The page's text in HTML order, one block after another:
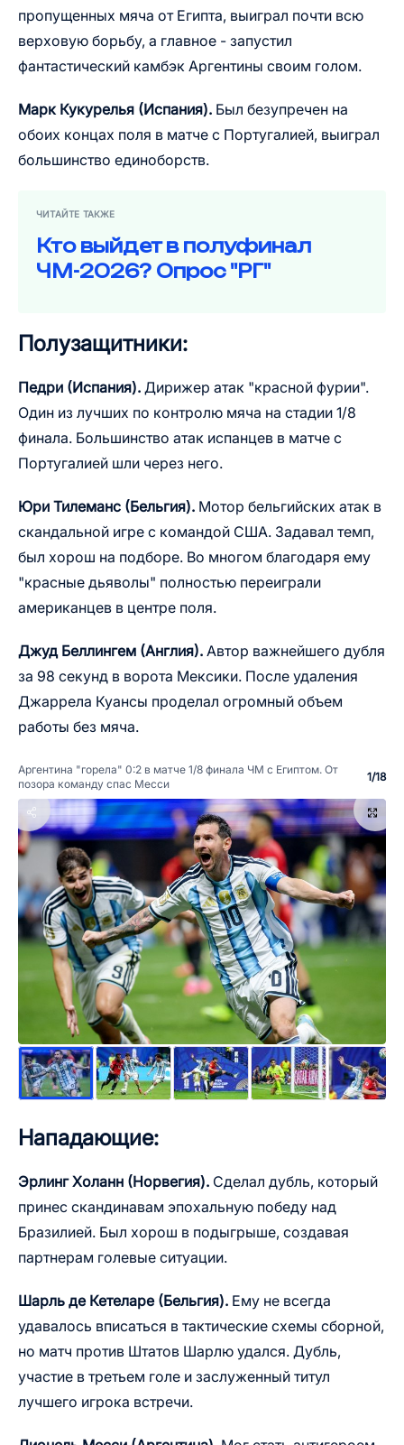
пропущенных мяча от Египта, выиграл почти всю
верховую борьбу, а главное - запустил
фантастический камбэк Аргентины своим голом.
Марк Кукурелья (Испания). Был безупречен на
обоих концах поля в матче с Португалией, выиграл
большинство единоборств.
ЧИТАЙТЕ ТАКЖЕ
Кто выйдет в полуфинал
ЧМ-2026? Опрос "РГ"
Полузащитники:
Педри (Испания). Дирижер атак "красной фурии".
Один из лучших по контролю мяча на стадии 1/8
финала. Большинство атак испанцев в матче с
Португалией шли через него.
Юри Тилеманс (Бельгия). Мотор бельгийских атак в
скандальной игре с командой США. Задавал темп,
был хорош на подборе. Во многом благодаря ему
"красные дьяволы" полностью переиграли
американцев в центре поля.
Джуд Беллингем (Англия). Автор важнейшего дубля
за 98 секунд в ворота Мексики. После удаления
Джаррела Куансы проделал огромный объем
работы без мяча.
Аргентина "горела" 0:2 в матче 1/8 финала ЧМ с Египтом. От
позора команду спас Месси
1/18
Нападающие:
Эрлинг Холанн (Норвегия). Сделал дубль, который
принес скандинавам эпохальную победу над
Бразилией. Был хорош в подыгрыше, создавая
партнерам голевые ситуации.
Шарль де Кетеларе (Бельгия). Ему не всегда
удавалось вписаться в тактические схемы сборной,
но матч против Штатов Шарлю удался. Дубль,
участие в третьем голе и заслуженный титул
лучшего игрока встречи.